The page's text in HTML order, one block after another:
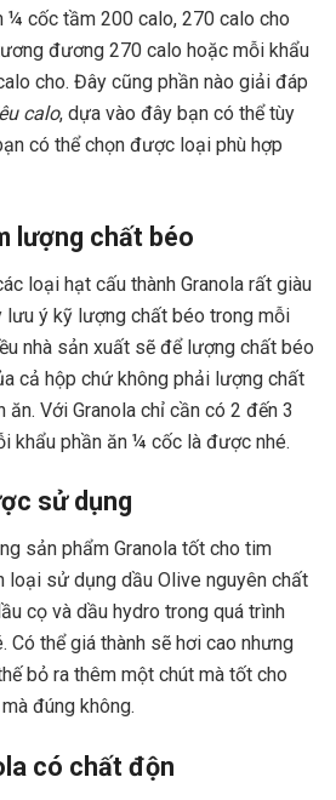
¼ cốc tầm 200 calo, 270 calo cho
đương 270 calo hoặc mỗi khẩu
cho. Đây cũng phần nào giải đáp
calo, dựa vào đây bạn có thể tùy
có thể chọn được loại phù hợp
lượng chất béo
loại hạt cấu thành Granola rất giàu
lưu ý kỹ lượng chất béo trong mỗi
nhà sản xuất sẽ để lượng chất béo
cả hộp chứ không phải lượng chất
Với Granola chỉ cần có 2 đến 3
khẩu phần ăn ¼ cốc là được nhé.
sử dụng
sản phẩm Granola tốt cho tim
loại sử dụng dầu Olive nguyên chất
cọ và dầu hydro trong quá trình
Có thể giá thành sẽ hơi cao nhưng
bỏ ra thêm một chút mà tốt cho
đúng không.
có chất độn